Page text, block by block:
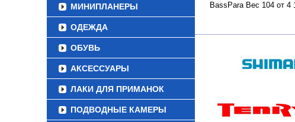
МИНИПЛАНЕРЫ
ОДЕЖДА
ОБУВЬ
АКСЕССУАРЫ
ЛАКИ ДЛЯ ПРИМАНОК
ПОДВОДНЫЕ КАМЕРЫ
BassPara Вес 104 от 4